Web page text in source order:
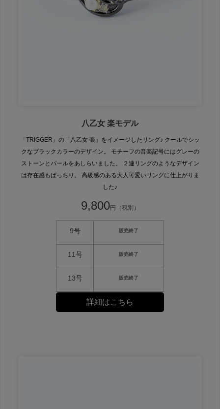
八乙女 楽モデル
「TRIGGER」の「八乙女 楽」をイメージしたリング♪ クールでシッ
クなブラックカラーのデザイン。 モチーフの音楽記号にはグレーの
ストーンとパールをあしらいました。 ２連リングのようなデザイン
は存在感もばっちり。 高級感のある大人可愛いリングに仕上がりま
した♪
9,800円（税別）
9号 販売終了
11号 販売終了
13号 販売終了
詳細はこちら